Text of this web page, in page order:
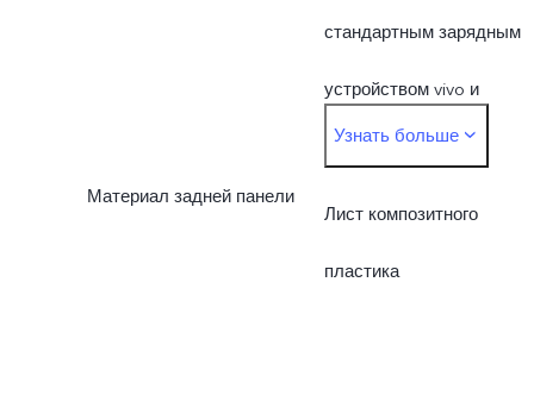
стандартным зарядным
устройством vivo и
поддерживает зарядку с
мощностью до 66 Вт.
Узнать больше
Материал задней панели
Лист композитного
пластика